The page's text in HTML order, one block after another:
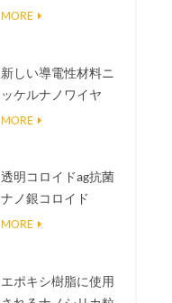
ーションは不可能な
MORE
新しい導電性材料ニ
ッケルナノワイヤ
NINWS
MORE
透明コロイドag抗菌
ナノ銀コロイド
MORE
エポキシ樹脂に使用